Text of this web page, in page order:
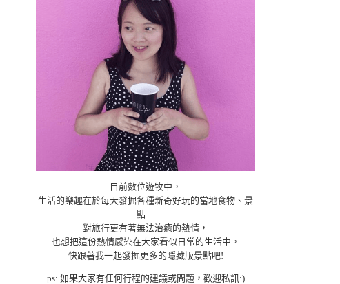
目前數位遊牧中，
生活的樂趣在於每天發掘各種新奇好玩的當地食物、景
點…
對旅行更有著無法治癒的熱情，
也想把這份熱情感染在大家看似日常的生活中，
快跟著我一起發掘更多的隱藏版景點吧!
ps: 如果大家有任何行程的建議或問題，歡迎私訊:)